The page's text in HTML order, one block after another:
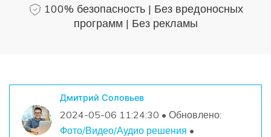
НАЙТИ БОЛЬШЕ РЕШЕНИЙ
100% безопасность | Без вредоносных
программ | Без рекламы
Дмитрий Соловьев
2024-05-06 11:24:30 • Обновлено:
Фото/Видео/Аудио решения •